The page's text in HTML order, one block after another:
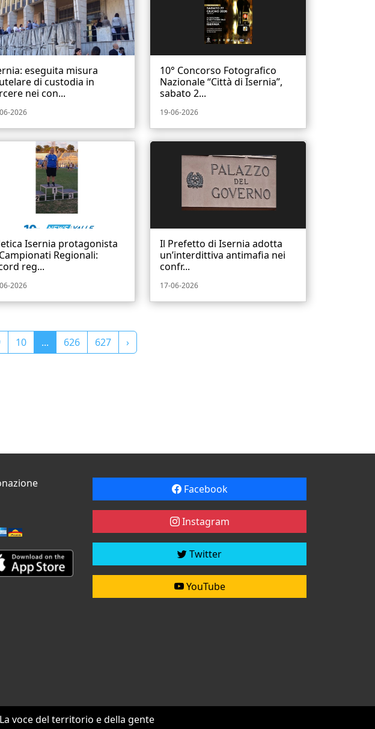
eseguita misura
di custodia in
nei con...
2026
10° Concorso Fotografico
Nazionale “Città di Isernia”,
sabato 2...
19-06-2026
Isernia protagonista
Regionali:
reg...
2026
Il Prefetto di Isernia adotta
un’interdittiva antimafia nei
confr...
17-06-2026
10 ... 626 627 ›
Facebook
Instagram
Twitter
YouTube
voce del territorio e della gente